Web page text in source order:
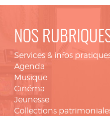
NOS
Services & infos
Agenda
Musique
Cinéma
Jeunesse
Collections